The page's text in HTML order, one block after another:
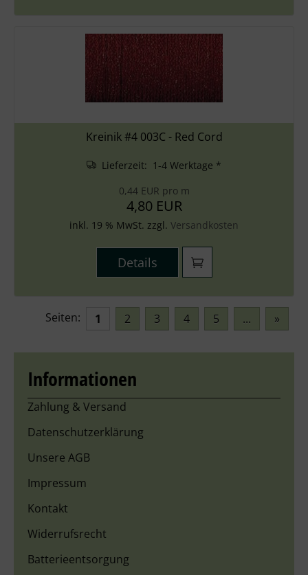
Kreinik #4 003C - Red Cord
Lieferzeit: 1-4 Werktage *
0,44 EUR pro m
4,80 EUR
inkl. 19 % MwSt. zzgl. Versandkosten
Details
Seiten: 1 2 3 4 5 ... »
Informationen
Zahlung & Versand
Datenschutzerklärung
Unsere AGB
Impressum
Kontakt
Widerrufsrecht
Batterieentsorgung